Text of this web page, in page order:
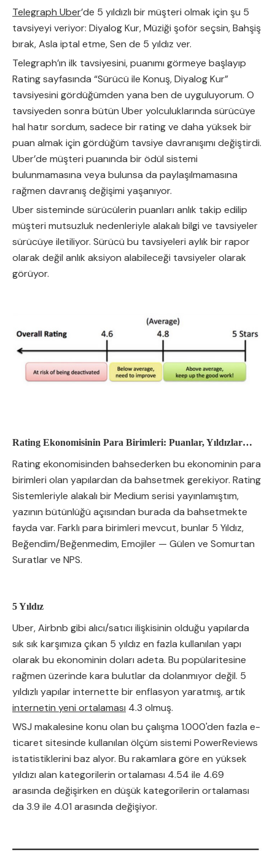
Telegraph Uber’de 5 yıldızlı bir müşteri olmak için şu 5
tavsiyeyi veriyor: Diyalog Kur, Müziği şoför seçsin, Bahşiş
bırak, Asla iptal etme, Sen de 5 yıldız ver.
Telegraph’ın ilk tavsiyesini, puanımı görmeye başlayıp
Rating sayfasında “Sürücü ile Konuş, Diyalog Kur”
tavsiyesini gördüğümden yana ben de uyguluyorum. O
tavsiyeden sonra bütün Uber yolculuklarında sürücüye
hal hatır sordum, sadece bir rating ve daha yüksek bir
puan almak için gördüğüm tavsiye davranışımı değiştirdi.
Uber’de müşteri puanında bir ödül sistemi
bulunmamasına veya bulunsa da paylaşılmamasına
rağmen davranış değişimi yaşanıyor.
Uber sisteminde sürücülerin puanları anlık takip edilip
müşteri mutsuzluk nedenleriyle alakalı bilgi ve tavsiyeler
sürücüye iletiliyor. Sürücü bu tavsiyeleri aylık bir rapor
olarak değil anlık aksiyon alabileceği tavsiyeler olarak
görüyor.
Rating Ekonomisinin Para Birimleri: Puanlar, Yıldızlar…
Rating ekonomisinden bahsederken bu ekonominin para
birimleri olan yapılardan da bahsetmek gerekiyor. Rating
Sistemleriyle alakalı bir Medium serisi yayınlamıştım,
yazının bütünlüğü açısından burada da bahsetmekte
fayda var. Farklı para birimleri mevcut, bunlar 5 Yıldız,
Beğendim/Beğenmedim, Emojiler — Gülen ve Somurtan
Suratlar ve NPS.
5 Yıldız
Uber, Airbnb gibi alıcı/satıcı ilişkisinin olduğu yapılarda
sık sık karşımıza çıkan 5 yıldız en fazla kullanılan yapı
olarak bu ekonominin doları adeta. Bu popülaritesine
rağmen üzerinde kara bulutlar da dolanmıyor değil. 5
yıldızlı yapılar internette bir enflasyon yaratmış, artık
internetin yeni ortalaması 4.3 olmuş.
WSJ makalesine konu olan bu çalışma 1.000'den fazla e-
ticaret sitesinde kullanılan ölçüm sistemi PowerReviews
istatistiklerini baz alyor. Bu rakamlara göre en yüksek
yıldızı alan kategorilerin ortalaması 4.54 ile 4.69
arasında değişirken en düşük kategorilerin ortalaması
da 3.9 ile 4.01 arasında değişiyor.